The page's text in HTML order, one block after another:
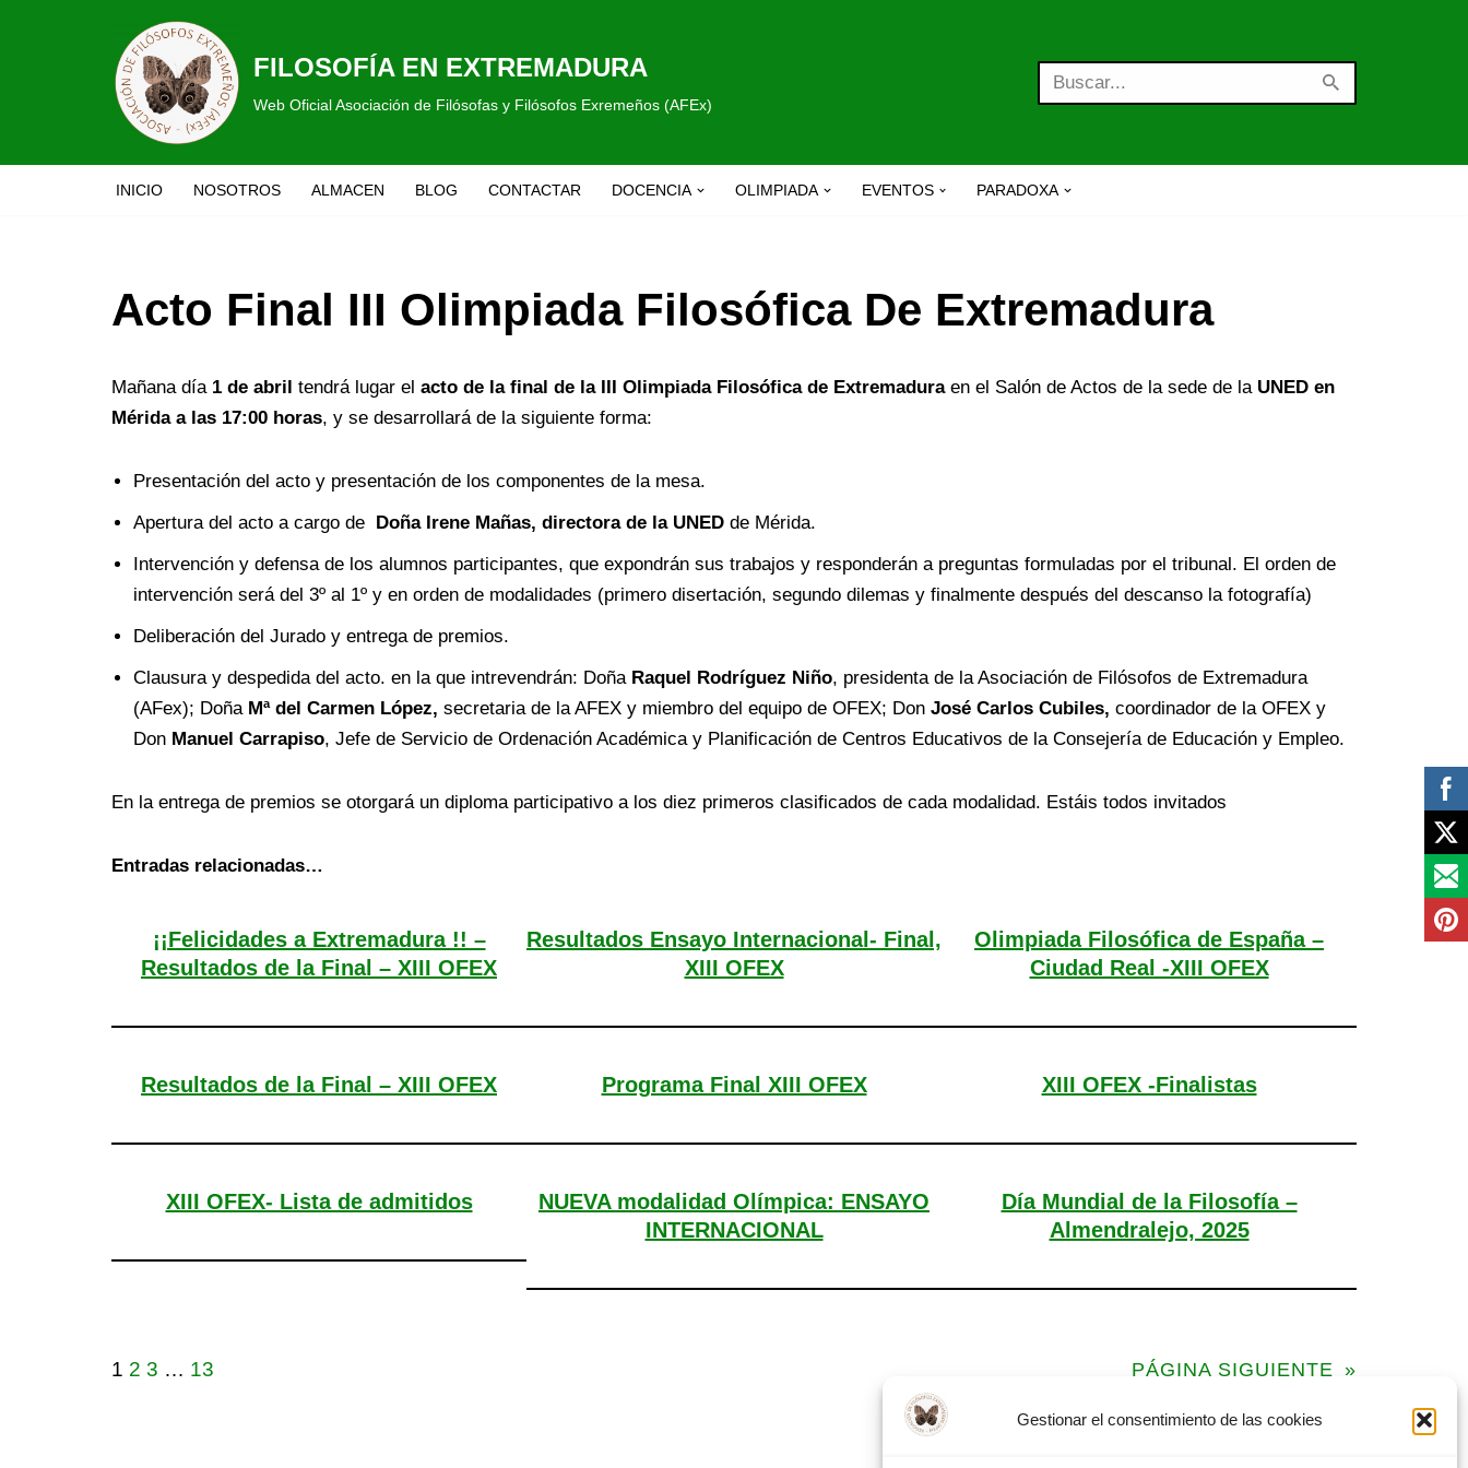
Gestionar el consentimiento de las cookies
FILOSOFÍA EN EXTREMADURA
Web Oficial Asociación de Filósofas y Filósofos Exremeños (AFEx)
INICIO NOSOTROS ALMACEN BLOG CONTACTAR DOCENCIA OLIMPIADA EVENTOS PARADOXA
Acto Final III Olimpiada Filosófica De Extremadura
Mañana día 1 de abril tendrá lugar el acto de la final de la III Olimpiada Filosófica de Extremaduraen el Salón de Actos de la sede de la UNED en
Mérida a las 17:00 horas, y se desarrollará de la siguiente forma:
Presentación del acto y presentación de los componentes de la mesa.
Apertura del acto a cargo de
Doña Irene Mañas, directora de la UNED de Mérida.
Intervención y defensa de los alumnos participantes, que expondrán sus trabajos y responderán a preguntas formuladas por el tribunal. El orden de
intervención será del 3º al 1º y en orden de modalidades (primero disertación, segundo dilemas y finalmente después del descanso la fotografía)
Deliberación del Jurado y entrega de premios.
Clausura y despedida del acto. en la que intrevendrán: Doña Raquel Rodríguez Niño, presidenta de la Asociación de Filósofos de Extremadura
(AFex); Doña Mª del Carmen López, secretaria de la AFEX y miembro del equipo de OFEX; Don José Carlos Cubiles, coordinador de la OFEX y
Don Manuel Carrapiso, Jefe de Servicio de Ordenación Académica y Planificación de Centros Educativos de la Consejería de Educación y Empleo.
En la entrega de premios se otorgará un diploma participativo a los diez primeros clasificados de cada modalidad. Estáis todos invitados
Entradas relacionadas…
¡¡Felicidades a Extremadura !! –
Resultados de la Final – XIII OFEX
Resultados Ensayo Internacional- Final,
XIII OFEX
Olimpiada Filosófica de España –
Ciudad Real -XIII OFEX
Resultados de la Final – XIII OFEX Programa Final XIII OFEX XIII OFEX -Finalistas
XIII OFEX- Lista de admitidos
NUEVA modalidad Olímpica: ENSAYO
INTERNACIONAL
Día Mundial de la Filosofía –
Almendralejo, 2025
1 2 3 … 13 PÁGINA SIGUIENTE »